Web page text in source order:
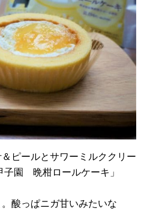
ピールとサワーミルククリー
子園 晩柑ロールケーキ」
酸っぱニガ甘いみたいな